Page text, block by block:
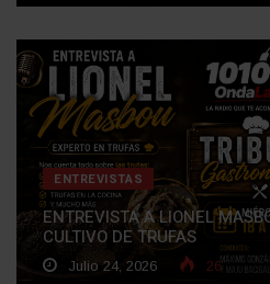
ENTREVISTAS
ENTREVISTA A LIONEL
CULTIVO DE TRUFAS
Julio 24, 2026 26